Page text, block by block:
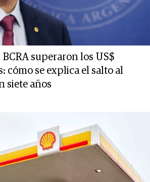
BCRA superaron los US$
cómo se explica el salto al
siete años